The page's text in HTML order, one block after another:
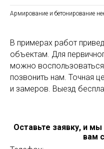
Армирование и бетонирование
В примерах работ
объектам. Для
можно
позвонить нам. Точная
и замеров. Выезд
Оставьте заявку, и
вам